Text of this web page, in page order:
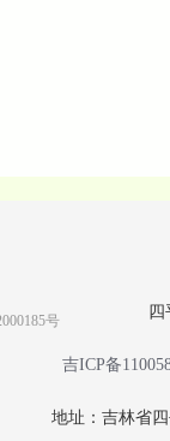
号 四
吉ICP备
地址：吉林省